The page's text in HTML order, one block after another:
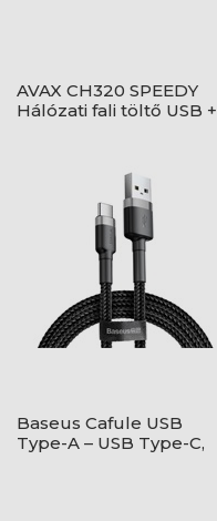
AVAX CH320 SPEEDY
Hálózati fali töltő USB +
Baseus Cafule USB
Type-A – USB Type-C,